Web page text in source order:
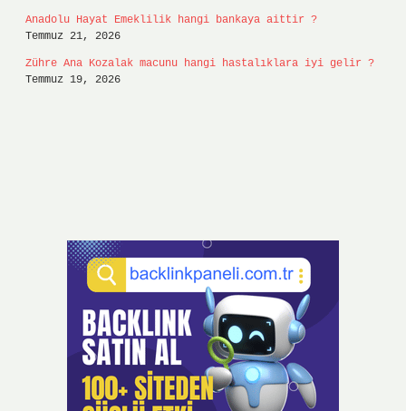
Anadolu Hayat Emeklilik hangi bankaya aittir ?
Temmuz 21, 2026
Zühre Ana Kozalak macunu hangi hastalıklara iyi gelir ?
Temmuz 19, 2026